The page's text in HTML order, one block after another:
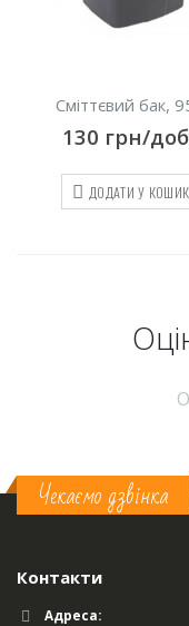
Сміттєвий бак,
130 грн/
ДОДАТИ У КОШИК
Чекаємо дзвінка
Контакти
Адреса: